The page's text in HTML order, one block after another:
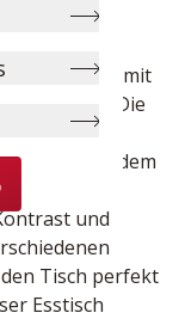
Qualität mit
Bianco. Die
die jedem
in
und
Tisch perfekt
Esstisch